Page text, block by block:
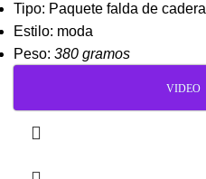
Tipo: Paquete falda de cadera
Estilo: moda
Peso: 380 gramos
VIDEO